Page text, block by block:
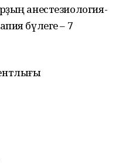
анестезиология-
бүлеге – 7